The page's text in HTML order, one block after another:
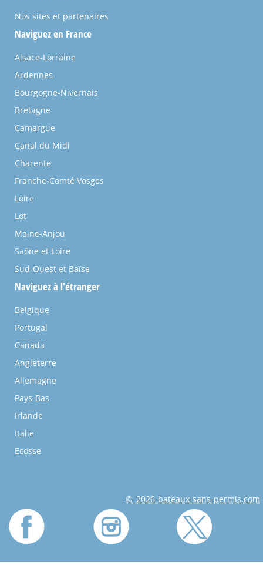
Nos sites et partenaires
Naviguez en France
Alsace-Lorraine
Ardennes
Bourgogne-Nivernais
Bretagne
Camargue
Canal du Midi
Charente
Franche-Comté Vosges
Loire
Lot
Maine-Anjou
Saône et Loire
Sud-Ouest et Baïse
Naviguez à l'étranger
Belgique
Portugal
Canada
Angleterre
Allemagne
Pays-Bas
Irlande
Italie
Ecosse
© 2026 bateaux-sans-permis.com